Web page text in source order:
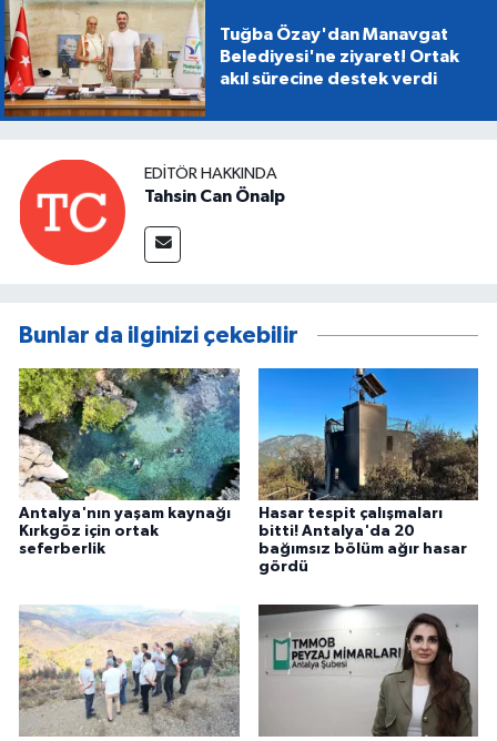
Tuğba Özay'dan Manavgat
Belediyesi'ne ziyaret! Ortak
akıl sürecine destek verdi
EDITÖR HAKKINDA
Tahsin Can Önalp
Bunlar da ilginizi çekebilir
Antalya'nın yaşam kaynağı
Kırkgöz için ortak
seferberlik
Hasar tespit çalışmaları
bitti! Antalya'da 20
bağımsız bölüm ağır hasar
gördü